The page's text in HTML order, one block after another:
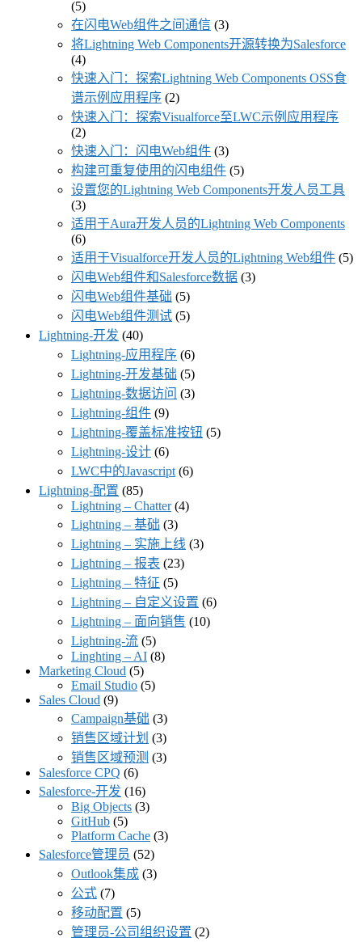
(5)
在闪电Web组件之间通信 (3)
将Lightning Web Components开源转换为Salesforce
(4)
快速入门：探索Lightning Web Components OSS食
谱示例应用程序 (2)
快速入门：探索Visualforce至LWC示例应用程序
(2)
快速入门：闪电Web组件 (3)
构建可重复使用的闪电组件 (5)
设置您的Lightning Web Components开发人员工具
(3)
适用于Aura开发人员的Lightning Web Components
(6)
适用于Visualforce开发人员的Lightning Web组件 (5)
闪电Web组件和Salesforce数据 (3)
闪电Web组件基础 (5)
闪电Web组件测试 (5)
Lightning-开发 (40)
Lightning-应用程序 (6)
Lightning-开发基础 (5)
Lightning-数据访问 (3)
Lightning-组件 (9)
Lightning-覆盖标准按钮 (5)
Lightning-设计 (6)
LWC中的Javascript (6)
Lightning-配置 (85)
Lightning – Chatter(4)
Lightning – 基础 (3)
Lightning – 实施上线 (3)
Lightning – 报表 (23)
Lightning – 特征 (5)
Lightning – 自定义设置 (6)
Lightning – 面向销售 (10)
Lightning-流 (5)
Linghting – AI (8)
Marketing Cloud (5)
Email Studio (5)
Sales Cloud (9)
Campaign基础 (3)
销售区域计划 (3)
销售区域预测 (3)
Salesforce CPQ (6)
Salesforce-开发 (16)
Big Objects (3)
GitHub (5)
Platform Cache (3)
Salesforce管理员 (52)
Outlook集成 (3)
公式 (7)
移动配置 (5)
管理员-公司组织设置 (2)